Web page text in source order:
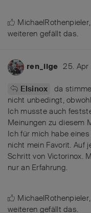
MichaelRothenpieler,
weiteren gefällt das.
ren_ilge 25.
Elsinox
da
nicht unbedingt,
Ich musste auch
Meinungen zu diesem
Ich für mich habe
nicht mein Favorit. Auf
Schritt von Victorinox.
nur an Erfahrung.
MichaelRothenpieler,
weiteren gefällt das.